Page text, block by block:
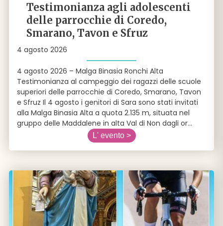
Testimonianza agli adolescenti
delle parrocchie di Coredo,
Smarano, Tavon e Sfruz
4 agosto 2026
4 agosto 2026 – Malga Binasia Ronchi Alta
Testimonianza al campeggio dei ragazzi delle scuole
superiori delle parrocchie di Coredo, Smarano, Tavon
e Sfruz Il 4 agosto i genitori di Sara sono stati invitati
alla Malga Binasia Alta a quota 2.135 m, situata nel
gruppo delle Maddalene in alta Val di Non dagli or...
L' evento >